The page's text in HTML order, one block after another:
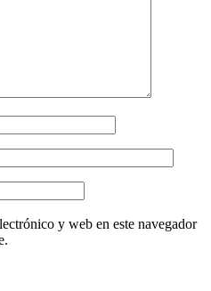
y web en este navegador